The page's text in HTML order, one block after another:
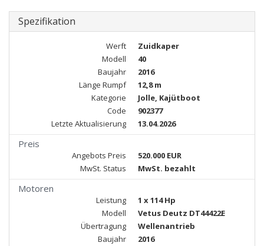
Spezifikation
Werft
Zuidkaper
Modell
40
Baujahr
2016
Länge Rumpf
12,8 m
Kategorie
Jolle, Kajütboot
Code
902377
Letzte Aktualisierung
13.04.2026
Preis
Angebots Preis
520.000 EUR
MwSt. Status
MwSt. bezahlt
Motoren
Leistung
1 x 114 Hp
Modell
Vetus Deutz DT44422E
Übertragung
Wellenantrieb
Baujahr
2016